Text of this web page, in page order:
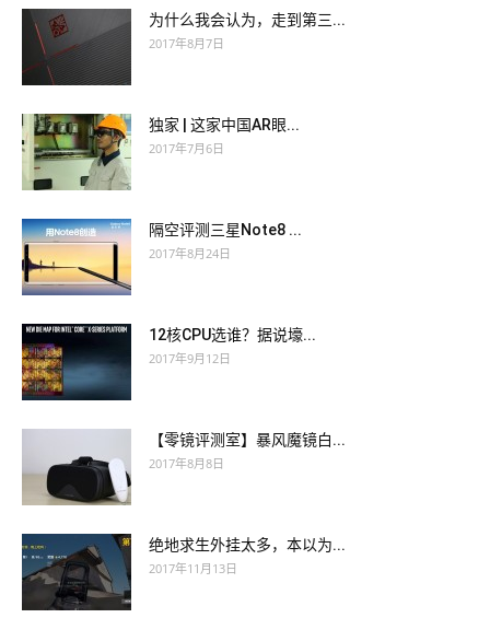
为什么我会认为，走到第三...
2017年8月7日
独家 | 这家中国AR眼...
2017年7月6日
隔空评测三星Note8 ...
2017年8月24日
12核CPU选谁？据说壕...
2017年9月12日
【零镜评测室】暴风魔镜白...
2017年8月8日
绝地求生外挂太多，本以为...
2017年11月13日